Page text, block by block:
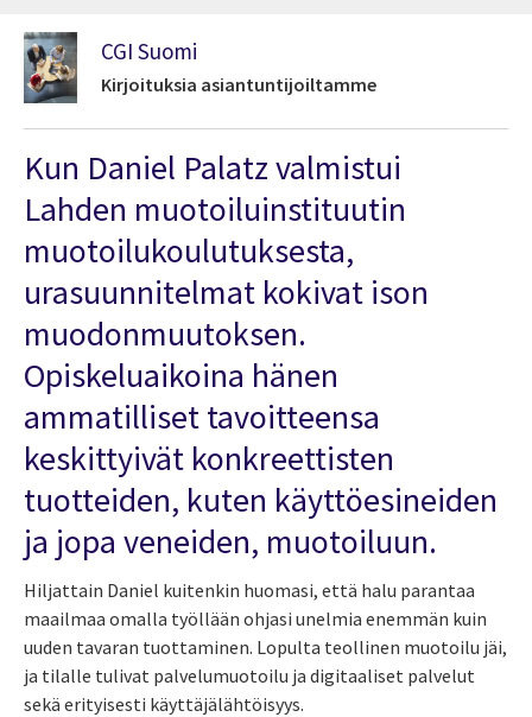
CGI Suomi
Kirjoituksia asiantuntijoiltamme
Kun Daniel Palatz valmistui
Lahden muotoiluinstituutin
muotoilukoulutuksesta,
urasuunnitelmat kokivat ison
muodonmuutoksen.
Opiskeluaikoina hänen
ammatilliset tavoitteensa
keskittyivät konkreettisten
tuotteiden, kuten käyttöesineiden
ja jopa veneiden, muotoiluun.
Hiljattain Daniel kuitenkin huomasi, että halu parantaa
maailmaa omalla työllään ohjasi unelmia enemmän kuin
uuden tavaran tuottaminen. Lopulta teollinen muotoilu jäi,
ja tilalle tulivat palvelumuotoilu ja digitaaliset palvelut
sekä erityisesti käyttäjälähtöisyys.